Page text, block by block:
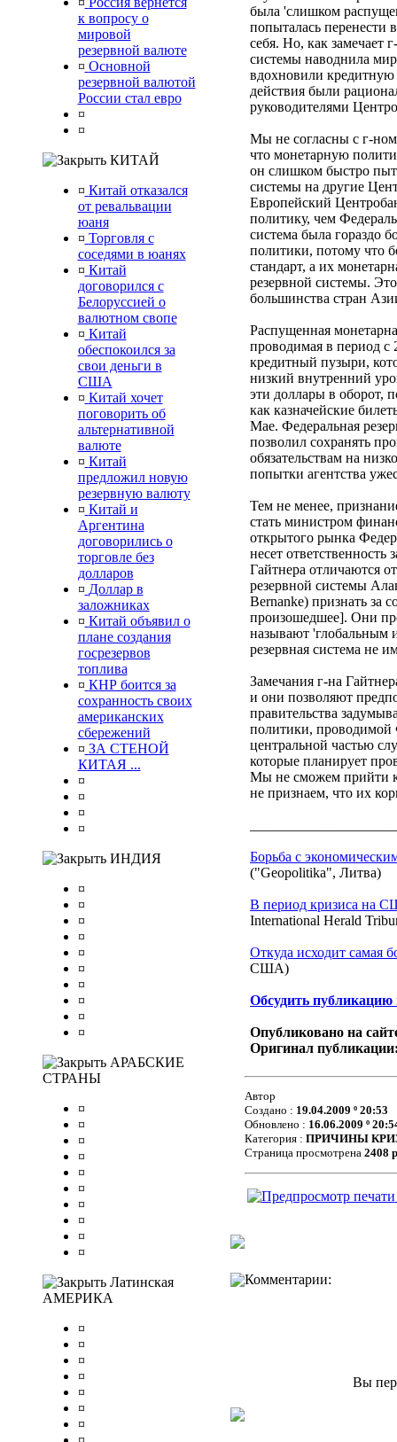
к вопросу о
мировой
резервной валюте
¤ Основной
резервной валютой
России стал евро
¤
¤
КИТАЙ
¤ Китай отказался
от ревальвации
юаня
¤ Торговля с
соседями в юанях
¤ Китай
договорился с
Белоруссией о
валютном свопе
¤ Китай
обеспокоился за
свои деньги в
США
¤ Китай хочет
поговорить об
альтернативной
валюте
¤ Китай
предложил новую
резервную валюту
¤ Китай и
Аргентина
договорились о
торговле без
долларов
¤ Доллар в
заложниках
¤ Китай объявил о
плане создания
госрезервов
топлива
¤ КНР боится за
сохранность своих
американских
сбережений
¤ ЗА СТЕНОЙ
КИТАЯ ...
¤
¤
¤
¤
ИНДИЯ
¤
¤
¤
¤
¤
¤
¤
¤
¤
¤
АРАБСКИЕ
СТРАНЫ
¤
¤
¤
¤
¤
¤
¤
¤
¤
¤
Латинская
АМЕРИКА
¤
¤
¤
¤
¤
¤
¤
была 'слишком
попыталась перенести
себя. Но, как замечает
системы наводнила
вдохновили
действия были
руководителями
Мы не согласны с г-
что монетарную
он слишком быстро
системы на другие
Европейский
политику, чем
система была гораздо
политики, потому что
стандарт, а их
резервной системы.
большинства стран
Распущенная
проводимая в период с
кредитный пузыри,
низкий внутренний
эти доллары в оборот,
как казначейские
Mae. Федеральная
позволил сохранять
обязательствам на
попытки агентства
Тем не менее,
стать министром
открытого рынка
несет
Гайтнера отличаются
резервной системы
Bernanke) признать за
произошедшее]. Они
называют 'глобальным
резервная система не
Замечания г-на
и они позволяют
правительства
политики, проводимой
центральной частью
которые планирует
Мы не сможем прийти
не признаем, что их
Борьба с
("Geopolitika", Литва)
В период кризиса на
International Herald
Откуда исходит самая
США)
Обсудить публикацию
Опубликовано на
Оригинал
Автор
Создано : 19.04.2009 º 20:53
Обновлено : 16.06.2009 º
Категория : ПРИЧИНЫ
Страница просмотрена 2408
Комментарии:
Вы